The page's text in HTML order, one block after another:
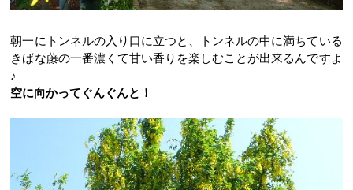
朝一にトンネルの入り口に立つと、トンネルの中に満ちている
きばな藤の一番濃くて甘い香りを楽しむことが出来るんですよ
♪
空に向かってぐんぐんと！